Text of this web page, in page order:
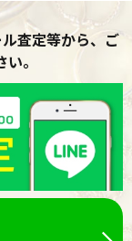
査定等から、ご
。